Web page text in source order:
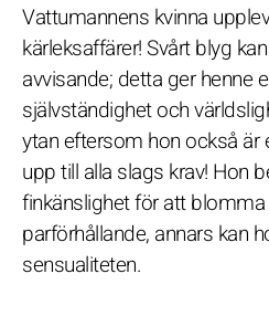
Vattumannens kvinna
kärleksaffärer! Svårt blyg
avvisande; detta ger henne
självständighet och
ytan eftersom hon också är
upp till alla slags krav! Hon
finkänslighet för att
parförhållande, annars kan
sensualiteten.